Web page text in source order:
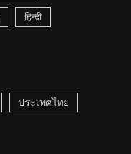
हिन्दी
ประเทศไทย